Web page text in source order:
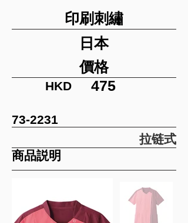
印刷刺繡
日本
價格
HKD 475
73-2231
拉链式
​商品説明